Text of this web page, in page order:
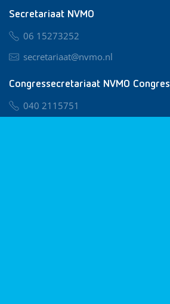
Secretariaat NVMO
06 15273252
secretariaat@nvmo.nl
Congressecretariaat NVMO Congres
040 2115751